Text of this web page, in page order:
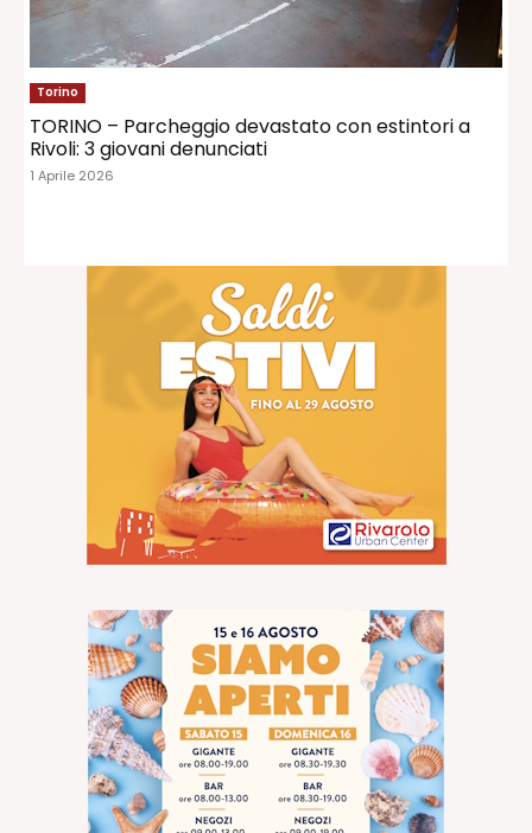
Torino
TORINO – Parcheggio devastato con estintori a
Rivoli: 3 giovani denunciati
1 Aprile 2026